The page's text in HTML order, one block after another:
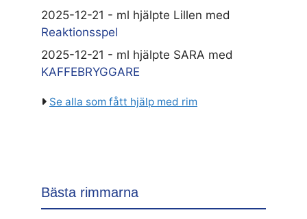
2025-12-21 - ml hjälpte Lillen med
Reaktionsspel
2025-12-21 - ml hjälpte SARA med
KAFFEBRYGGARE
Se alla som fått hjälp med rim
Bästa rimmarna